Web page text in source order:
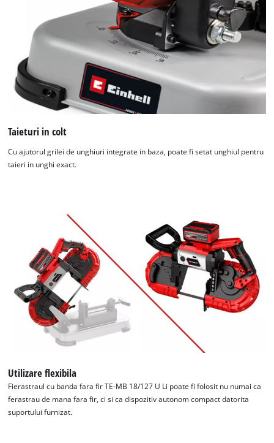
Taieturi in colt
Cu ajutorul grilei de unghiuri integrate in baza, poate fi setat unghiul pentru
taieri in unghi exact.
Utilizare flexibila
Fierastraul cu banda fara fir TE-MB 18/127 U Li poate fi folosit nu numai ca
ferastrau de mana fara fir, ci si ca dispozitiv autonom compact datorita
suportului furnizat.